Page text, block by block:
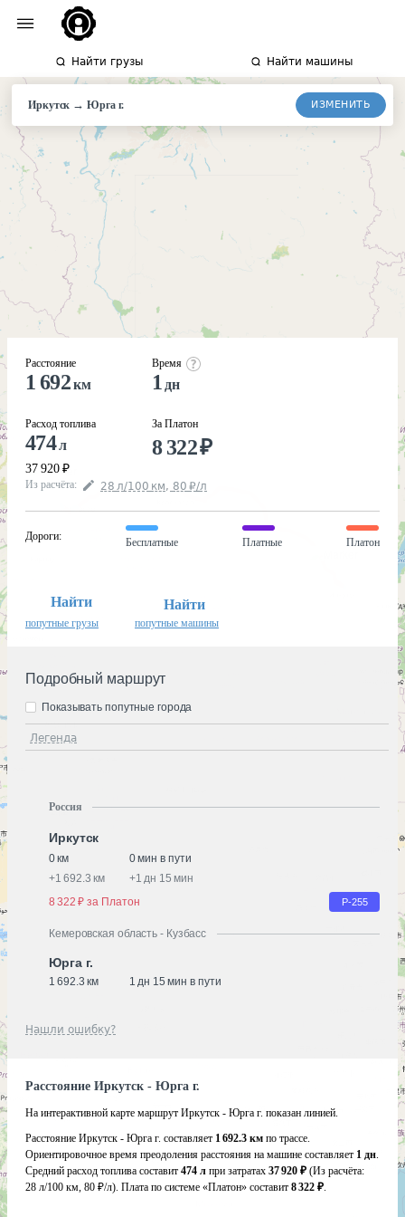
Найти грузы Найти машины
Иркутск →Юрга г. ИЗМЕНИТЬ
Расстояние
1 692км
Расход топлива
474л
37 920 ₽
Время
1 дн
За Платон
8 322₽
Из расчёта: 28 л/100 км, 80 ₽/л
Дороги:
Бесплатные Платные Платон
Найти
попутные грузы
Найти
попутные машины
Подробный маршрут
Легенда
Показывать попутные города
Россия
Иркутск
0 км
0 мин в пути
+1 692.3 км +1 дн 15 мин
8 322 ₽ за Платон
Р-255
Кемеровская область - Кузбасс
Юрга г.
1 692.3 км 1 дн 15 мин в пути
Нашли ошибку?
Расстояние Иркутск - Юрга г.
На интерактивной карте маршрут Иркутск - Юрга г. показан линией.
Расстояние Иркутск - Юрга г. составляет 1 692.3 км по трассе.
Ориентировочное время преодоления расстояния на машине составляет 1 дн.
Средний расход топлива составит 474 л при затратах 37 920 ₽ (Из расчёта:
28 л/100 км, 80 ₽/л). Плата по системе «Платон» составит 8 322 ₽.